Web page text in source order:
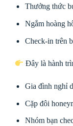
Thưởng thức
Ngắm hoàng
Check-in trên
Đây là hành
Gia đình nghỉ
Cặp đôi
Nhóm bạn